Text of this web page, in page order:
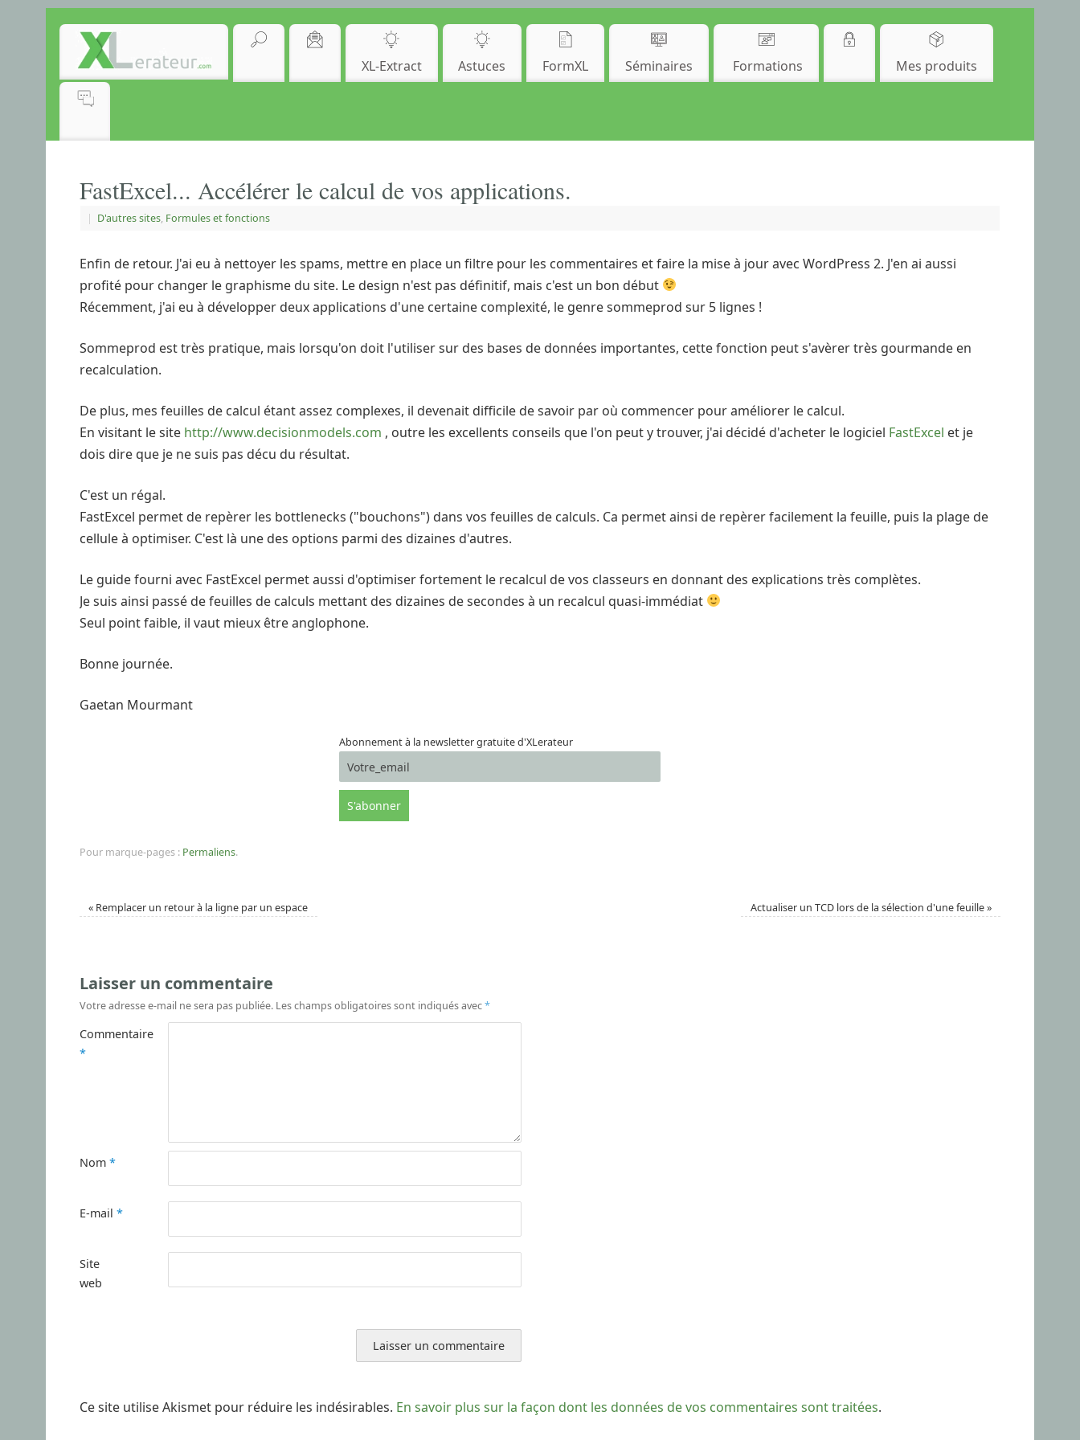
XL-Extract Astuces FormXL Séminaires Formations Mes produits
FastExcel... Accélérer le calcul de vos applications.
| D'autres sites, Formules et fonctions
Enfin de retour. J'ai eu à nettoyer les spams, mettre en place un filtre pour les commentaires et faire la mise à jour avec WordPress 2. J'en ai aussi
profité pour changer le graphisme du site. Le design n'est pas définitif, mais c'est un bon début
Récemment, j'ai eu à développer deux applications d'une certaine complexité, le genre sommeprod sur 5 lignes !
Sommeprod est très pratique, mais lorsqu'on doit l'utiliser sur des bases de données importantes, cette fonction peut s'avèrer très gourmande en
recalculation.
De plus, mes feuilles de calcul étant assez complexes, il devenait difficile de savoir par où commencer pour améliorer le calcul.
En visitant le site http://www.decisionmodels.com , outre les excellents conseils que l'on peut y trouver, j'ai décidé d'acheter le logiciel FastExcel et je
dois dire que je ne suis pas décu du résultat.
C'est un régal.
FastExcel permet de repèrer les bottlenecks ("bouchons") dans vos feuilles de calculs. Ca permet ainsi de repèrer facilement la feuille, puis la plage de
cellule à optimiser. C'est là une des options parmi des dizaines d'autres.
Le guide fourni avec FastExcel permet aussi d'optimiser fortement le recalcul de vos classeurs en donnant des explications très complètes.
Je suis ainsi passé de feuilles de calculs mettant des dizaines de secondes à un recalcul quasi-immédiat
Seul point faible, il vaut mieux être anglophone.
Bonne journée.
Gaetan Mourmant
Abonnement à la newsletter gratuite d'XLerateur
Pour marque-pages : Permaliens.
« Remplacer un retour à la ligne par un espace Actualiser un TCD lors de la sélection d'une feuille»
Laisser un commentaire
Votre adresse e-mail ne sera pas publiée. Les champs obligatoires sont indiqués avec*
Commentaire
*
Nom *
E-mail *
Site
web
Ce site utilise Akismet pour réduire les indésirables. En savoir plus sur la façon dont les données de vos commentaires sont traitées.